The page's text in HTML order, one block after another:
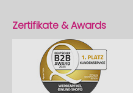
Zertifikate & Awards